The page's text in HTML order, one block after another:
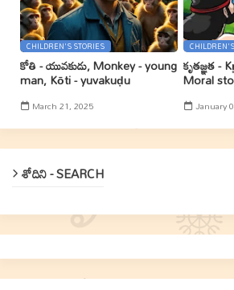
CHILDREN'S STORIES
కోతి - యువకుడు, Monkey - young
man, Kōti - yuvakuḍu
March 21, 2025
కృతజ్ఞత -
Moral
January
శోదిని - SEARCH